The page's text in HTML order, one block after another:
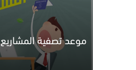
موعد تصفية المشاريع